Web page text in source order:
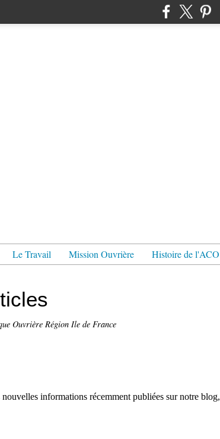
Le Travail Mission Ouvrière Histoire de l'ACO
Ouvrière Région Ile de France
informations récemment publiées sur notre blog,